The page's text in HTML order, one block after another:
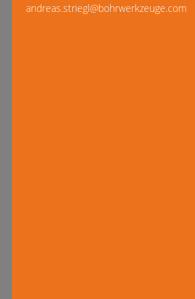
andreas.striegl@bohrwerkzeuge.com